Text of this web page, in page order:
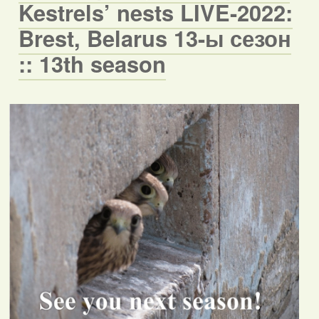
Kestrels’ nests LIVE-2022:
Brest, Belarus 13-ы сезон
:: 13th season